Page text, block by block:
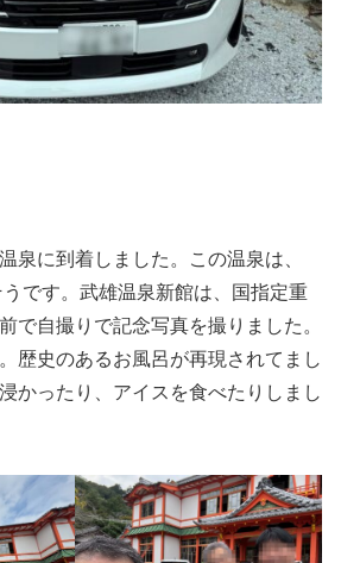
泉に到着しました。この温泉は、
です。武雄温泉新館は、国指定重
で自撮りで記念写真を撮りました。
歴史のあるお風呂が再現されてまし
かったり、アイスを食べたりしまし